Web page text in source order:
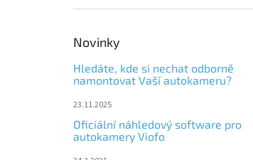
Novinky
Hledáte, kde si nechat odborně
namontovat Vaší autokameru?
23.11.2025
Oficiální náhledový software pro
autokamery Viofo